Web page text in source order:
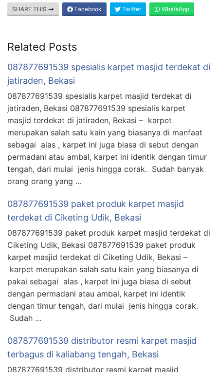
SHARE THIS Facebook Twitter WhatsApp
Related Posts
087877691539 spesialis karpet masjid terdekat di
jatiraden, Bekasi
087877691539 spesialis karpet masjid terdekat di
jatiraden, Bekasi 087877691539 spesialis karpet
masjid terdekat di jatiraden, Bekasi – karpet
merupakan salah satu kain yang biasanya di manfaat
sebagai alas , karpet ini juga biasa di sebut dengan
permadani atau ambal, karpet ini identik dengan timur
tengah, dari mulai jenis hingga corak. Sudah banyak
orang orang yang …
087877691539 paket produk karpet masjid
terdekat di Ciketing Udik, Bekasi
087877691539 paket produk karpet masjid terdekat di
Ciketing Udik, Bekasi 087877691539 paket produk
karpet masjid terdekat di Ciketing Udik, Bekasi –
karpet merupakan salah satu kain yang biasanya di
pakai sebagai alas , karpet ini juga biasa di sebut
dengan permadani atau ambal, karpet ini identik
dengan timur tengah, dari mulai jenis hingga corak.
Sudah …
087877691539 distributor resmi karpet masjid
terbagus di kaliabang tengah, Bekasi
087877691539 distributor resmi karpet masjid